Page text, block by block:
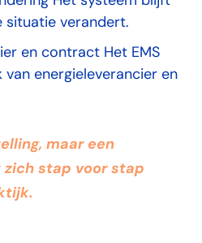
situatie verandert.
en contract Het EMS
energieleverancier en
maar een
stap voor stap